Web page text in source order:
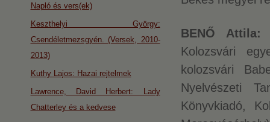
BENŐ
Kolozsvári
kolozsvári
Nyelvészeti
Könyvkiadó,
Napló és vers(ek)
Keszthelyi György:
Csendéletmezsgyén. (Versek, 2010-
2013)
Kuthy Lajos: Hazai rejtelmek
Lawrence, David Herbert: Lady
Chatterley és a kedvese